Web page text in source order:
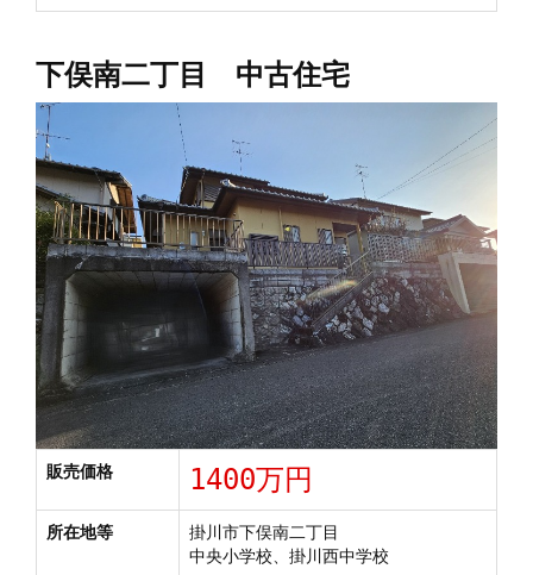
下俣南二丁目 中古住宅
販売価格 1400万円
所在地等
掛川市下俣南二丁目
中央小学校、掛川西中学校